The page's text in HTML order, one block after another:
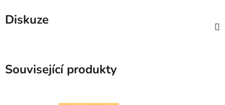
Diskuze
Související produkty